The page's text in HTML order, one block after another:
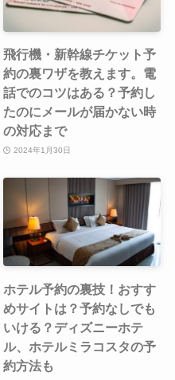
飛行機・新幹線チケット予
約の裏ワザを教えます。電
話でのコツはある？予約し
たのにメールが届かない時
の対応まで
2024年1月30日
ホテル予約の裏技！おすす
めサイトは？予約なしでも
いける？ディズニーホテ
ル、ホテルミラコスタの予
約方法も